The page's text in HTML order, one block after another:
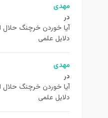
مهدی
در
آیا خوردن خرچنگ
دلایل علمی
مهدی
در
آیا خوردن خرچنگ
دلایل علمی